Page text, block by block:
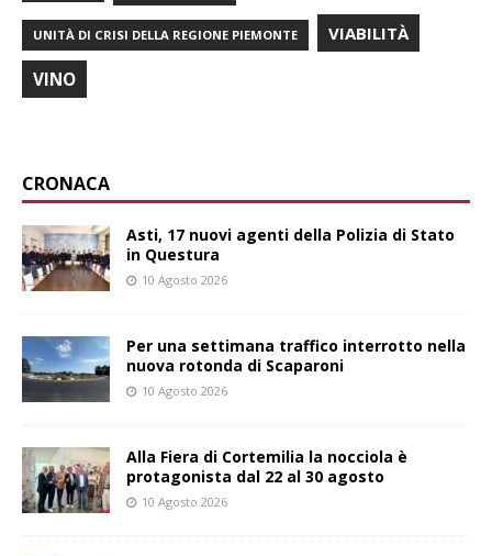
UNITÀ DI CRISI DELLA REGIONE PIEMONTE VIABILITÀ
VINO
CRONACA
Asti, 17 nuovi agenti della Polizia di Stato
in Questura
10 Agosto 2026
Per una settimana traffico interrotto nella
nuova rotonda di Scaparoni
10 Agosto 2026
Alla Fiera di Cortemilia la nocciola è
protagonista dal 22 al 30 agosto
10 Agosto 2026